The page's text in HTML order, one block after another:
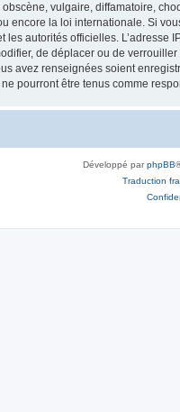
vulgaire, diffamatoire,
encore la loi internationale. Si
les autorités officielles.
de déplacer ou de
avez renseignées soient
pourront être tenus comme
Développé parphpBB
Traduction